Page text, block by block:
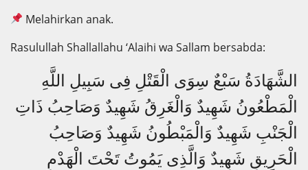
Melahirkan anak.
Rasulullah Shallallahu ‘Alaihi wa Sallam bersabda:
الشَّهَادَةُ سَبْعٌ سِوَى الْقَتْلِ فِى سَبِيلِ اللَّهِ
الْمَطْعُونُ شَهِيدٌ وَالْغَرِقُ شَهِيدٌ وَصَاحِبُ ذَاتِ
الْجَنْبِ شَهِيدٌ وَالْمَبْطُونُ شَهِيدٌ وَصَاحِبُ
الْحَرِيقِ شَهِيدٌ وَالَّذِى يَمُوتُ تَحْتَ الْهَدْمِ